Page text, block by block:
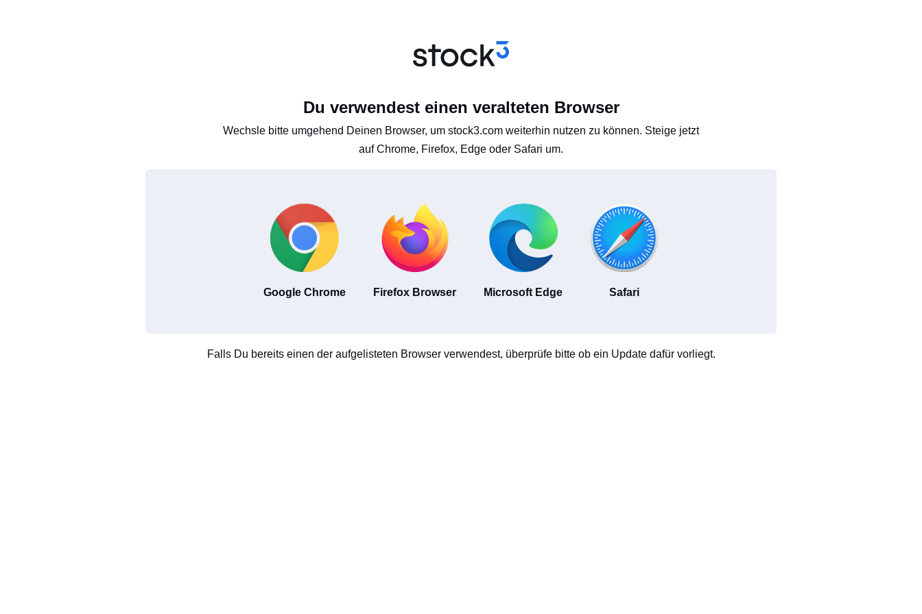
Du verwendest einen veralteten Browser
Wechsle bitte umgehend Deinen Browser, um stock3.com weiterhin nutzen zu können. Steige jetzt
auf Chrome, Firefox, Edge oder Safari um.
Google Chrome Firefox Browser Microsoft Edge Safari
Falls Du bereits einen der aufgelisteten Browser verwendest, überprüfe bitte ob ein Update dafür vorliegt.